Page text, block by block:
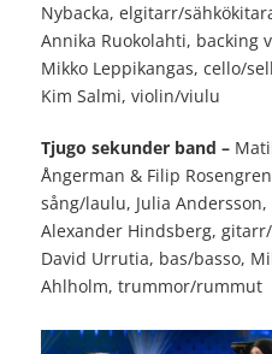
Nybacka, elgitarr/
Annika Ruokolahti, backing
Mikko Leppikangas, cello/
Kim Salmi, violin/viulu
Tjugo sekunder band –
Ångerman & Filip
sång/laulu, Julia Andersson,
Alexander Hindsberg,
David Urrutia, bas/basso,
Ahlholm, trummor/rummut